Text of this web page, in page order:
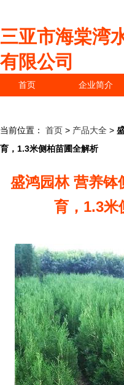
三亚市海棠湾
有限公司
首页 企业简介
当前位置： 首页 > 产品大全 >
育，1.3米侧柏苗圃全解析
盛鸿园林 营养钵
育，1.3米